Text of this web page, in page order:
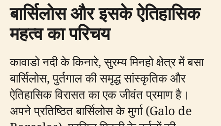
बार्सिलोस और इसके ऐतिहासिक
महत्व का परिचय
कावाडो नदी के किनारे, सुरम्य मिनहो क्षेत्र में बसा
बार्सिलोस, पुर्तगाल की समृद्ध सांस्कृतिक और
ऐतिहासिक विरासत का एक जीवंत प्रमाण है।
अपने प्रतिष्ठित बार्सिलोस के मुर्गा (Galo de